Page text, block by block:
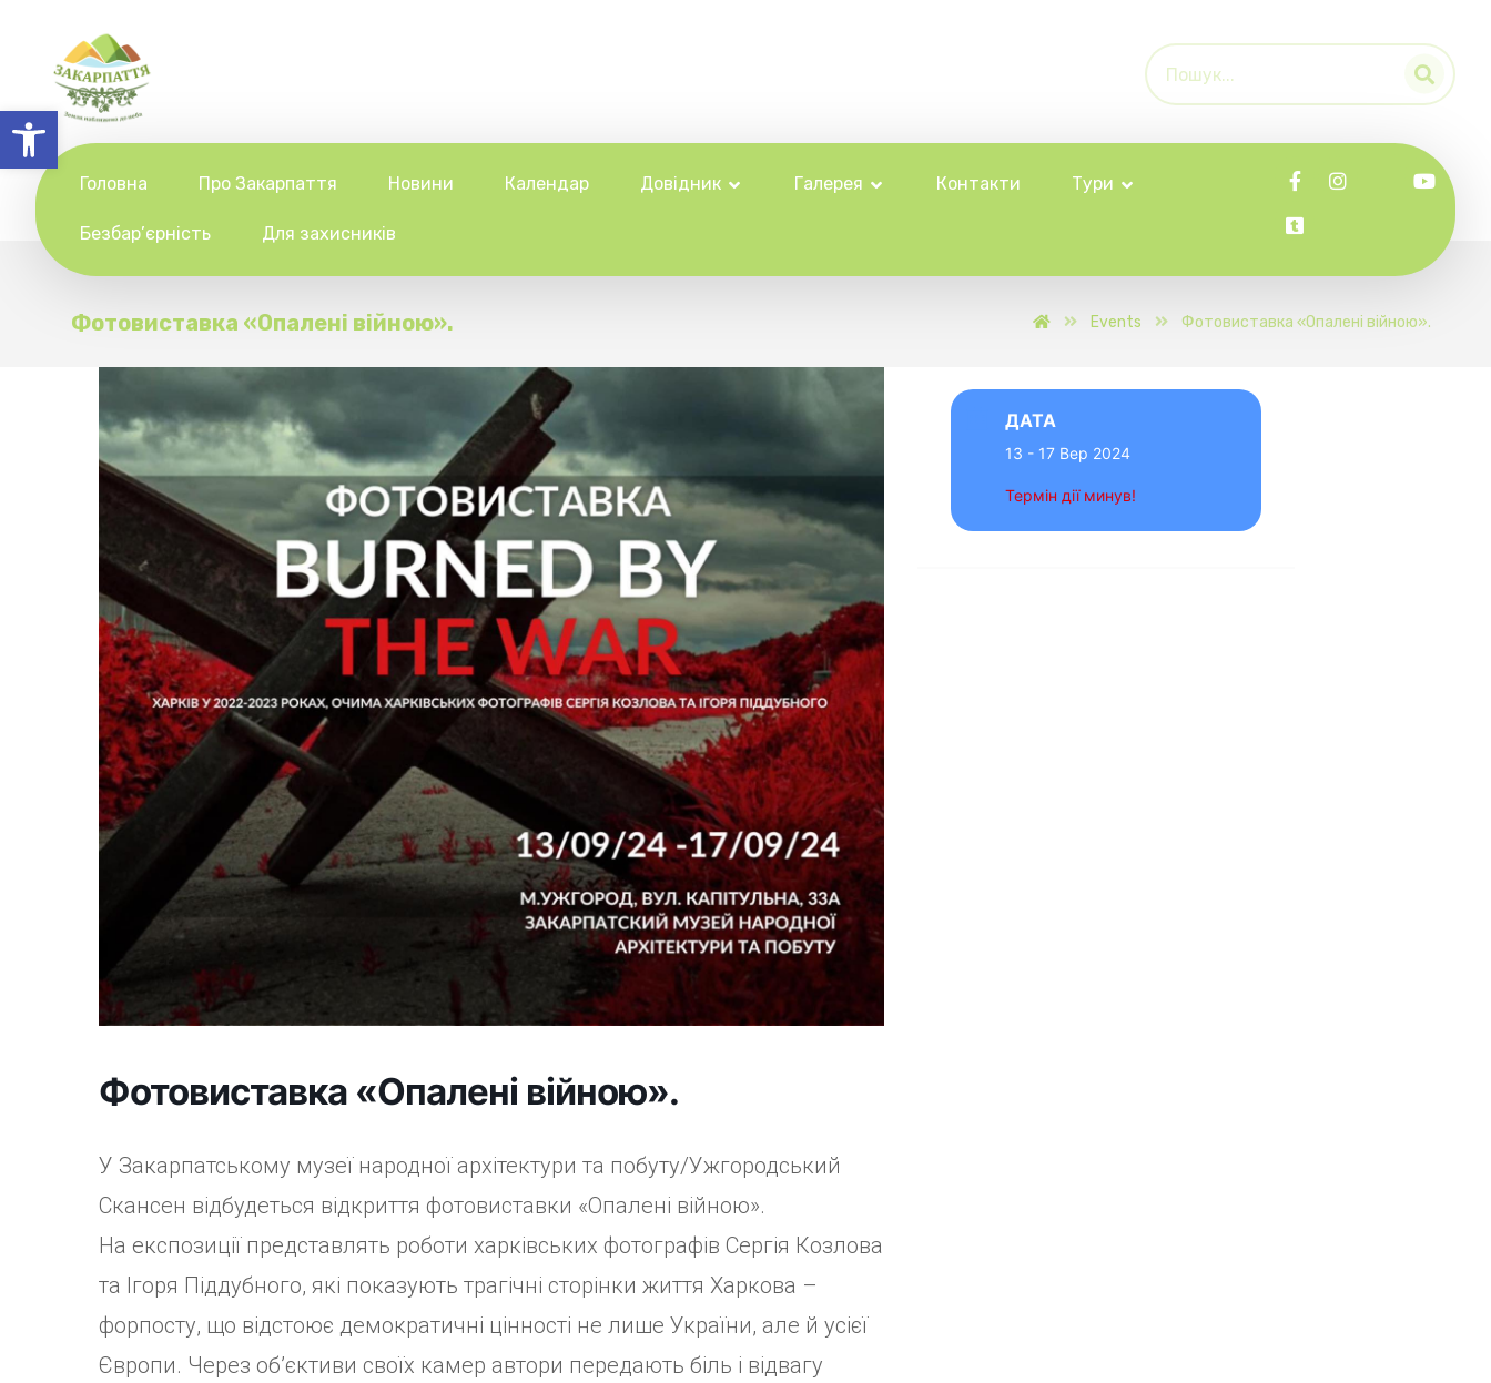
Відкрити Панель інструментів
Головна Про Закарпаття Новини Календар Довідник Галерея Контакти Тури
Безбар’єрність Для захисників
Фотовиставка «Опалені війною». Events Фотовиставка «Опалені війною».
Фотовиставка «Опалені війною».
У Закарпатському музеї народної архітектури та побуту/Ужгородський
Скансен відбудеться відкриття фотовиставки «Опалені війною».
На експозиції представлять роботи харківських фотографів Сергія Козлова
та Ігоря Піддубного, які показують трагічні сторінки життя Харкова –
форпосту, що відстоює демократичні цінності не лише України, але й усієї
Європи. Через об’єктиви своїх камер автори передають біль і відвагу
ДАТА
13 - 17 Вер 2024
Термін дії минув!